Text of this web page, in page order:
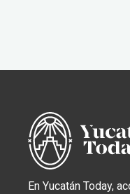
En Yucatán Today,